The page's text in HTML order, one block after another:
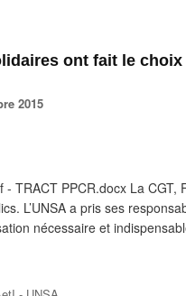
ont fait le
2015
- TRACT PPCR.docx La CGT,
L’UNSA a pris ses
nécessaire et